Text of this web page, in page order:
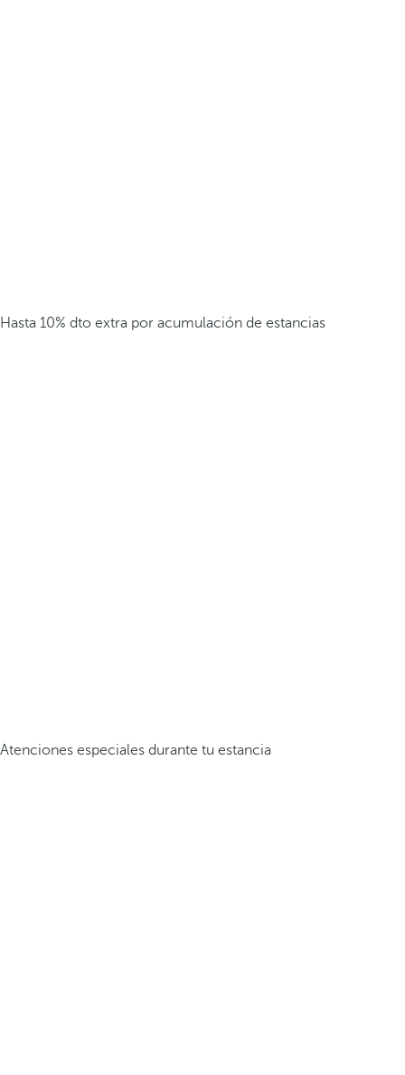
Hasta 10% dto extra por acumulación de estancias
Atenciones especiales durante tu estancia